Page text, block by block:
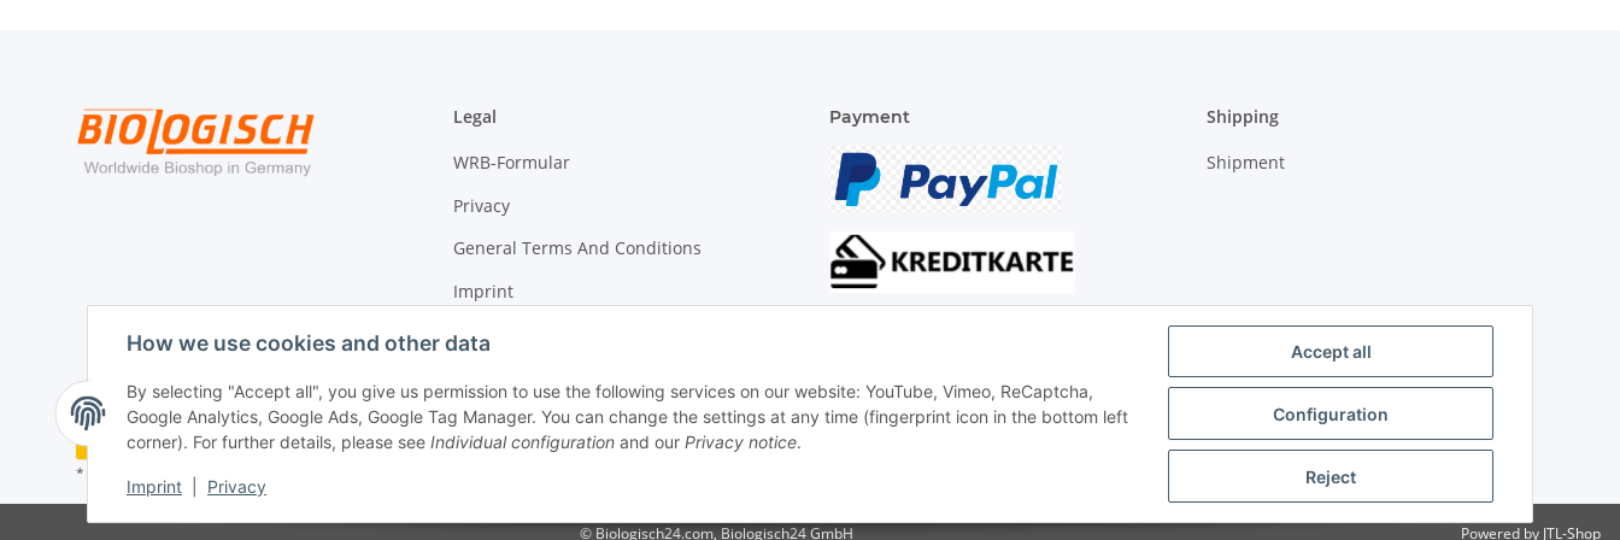
Accept all
Configuration
Reject
How we use cookies and other data
By selecting "Accept all", you give us permission to use the following services on our website: YouTube, Vimeo, ReCaptcha,
Google Analytics, Google Ads, Google Tag Manager. You can change the settings at any time (fingerprint icon in the bottom left
corner). For further details, please see Individual configuration and our Privacy notice.
Imprint Privacy
Legal
WRB-Formular
Privacy
General Terms And Conditions
Imprint
Cancellation Instructions
Payment Shipping
Shipment
Withdraw contract
* All prices incl. VAT, plus
© Biologisch24.com, Biologisch24 GmbH Powered by JTL-Shop